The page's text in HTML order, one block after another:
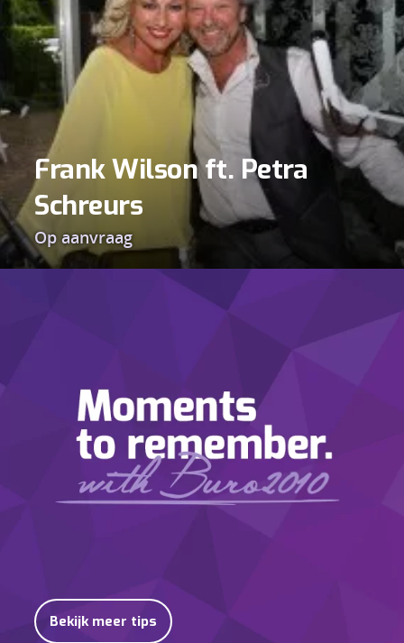
Frank Wilson ft. Petra
Schreurs
Op aanvraag
Bekijk meer tips